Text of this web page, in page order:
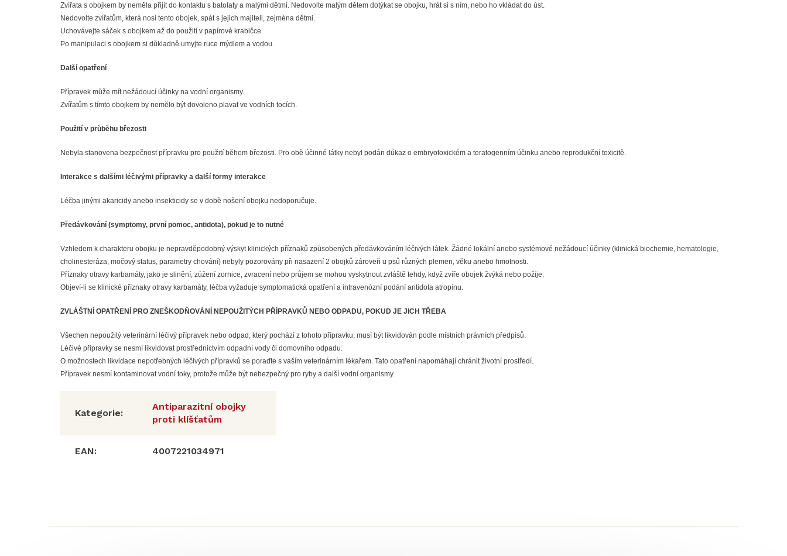
Zvířata s obojkem by neměla přijít do kontaktu s batolaty a malými dětmi. Nedovolte malým dětem dotýkat se obojku, hrát si s ním, nebo ho vkládat do úst.
Nedovolte zvířatům, která nosí tento obojek, spát s jejich majiteli, zejména dětmi.
Uchovávejte sáček s obojkem až do použití v papírové krabičce.
Po manipulaci s obojkem si důkladně umyjte ruce mýdlem a vodou.
Další opatření
Přípravek může mít nežádoucí účinky na vodní organismy.
Zvířatům s tímto obojkem by nemělo být dovoleno plavat ve vodních tocích.
Použití v průběhu březosti
Nebyla stanovena bezpečnost přípravku pro použití během březosti. Pro obě účinné látky nebyl podán důkaz o embryotoxickém a teratogenním účinku anebo reprodukční toxicitě.
Interakce s dalšími léčivými přípravky a další formy interakce
Léčba jinými akaricidy anebo insekticidy se v době nošení obojku nedoporučuje.
Předávkování (symptomy, první pomoc, antidota), pokud je to nutné
Vzhledem k charakteru obojku je nepravděpodobný výskyt klinických příznaků způsobených předávkováním léčivých látek. Žádné lokální anebo systémové nežádoucí účinky (klinická biochemie, hematologie,
cholinesteráza, močový status, parametry chování) nebyly pozorovány při nasazení 2 obojků zároveň u psů různých plemen, věku anebo hmotnosti.
Příznaky otravy karbamáty, jako je slinění, zúžení zornice, zvracení nebo průjem se mohou vyskytnout zvláště tehdy, když zvíře obojek žvýká nebo požije.
Objeví-li se klinické příznaky otravy karbamáty, léčba vyžaduje symptomatická opatření a intravenózní podání antidota atropinu.
ZVLÁŠTNÍ OPATŘENÍ PRO ZNEŠKODŇOVÁNÍ NEPOUŽITÝCH PŘÍPRAVKŮ NEBO ODPADU, POKUD JE JICH TŘEBA
Všechen nepoužitý veterinární léčivý přípravek nebo odpad, který pochází z tohoto přípravku, musí být likvidován podle místních právních předpisů.
Léčivé přípravky se nesmí likvidovat prostřednictvím odpadní vody či domovního odpadu.
O možnostech likvidace nepotřebných léčivých přípravků se poraďte s vaším veterinárním lékařem. Tato opatření napomáhají chránit životní prostředí.
Přípravek nesmí kontaminovat vodní toky, protože může být nebezpečný pro ryby a další vodní organismy.
Kategorie:
Antiparazitní obojky
proti klíšťatům
EAN: 4007221034971